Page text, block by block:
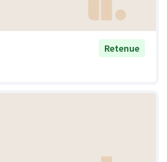
Retenue